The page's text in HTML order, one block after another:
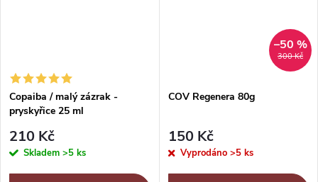
Copaiba / malý zázrak -
pryskyřice 25 ml
210 Kč
Skladem >5 ks
300 Kč
–50 %
COV Regenera 80g
150 Kč
Vyprodáno >5 ks